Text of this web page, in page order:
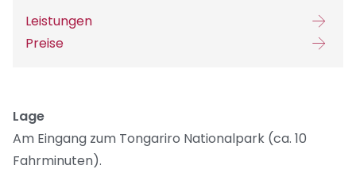
Leistungen
Preise
Lage
Am Eingang zum Tongariro Nationalpark (ca. 10
Fahrminuten).